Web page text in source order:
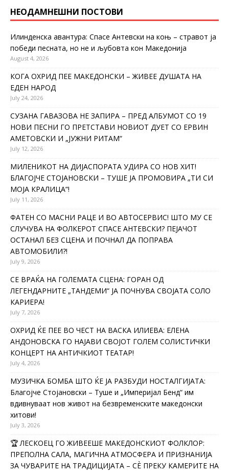
НЕОДАМНЕШНИ ПОСТОВИ
Илинденска авантура: Спасе Антевски на коњ – стравот ја
победи песната, но не и љубовта кон Македонија
August 4, 2026
КОГА ОХРИД ПЕЕ МАКЕДОНСКИ – ЖИВЕЕ ДУШАТА НА
ЕДЕН НАРОД
July 24, 2026
СУЗАНА ГАВАЗОВА НЕ ЗАПИРА – ПРЕД АЛБУМОТ СО 19
НОВИ ПЕСНИ ГО ПРЕТСТАВИ НОВИОТ ДУЕТ СО ЕРВИН
АМЕТОВСКИ И „ЈУЖНИ РИТАМ“
July 12, 2026
МИЛЕНИКОТ НА ДИЈАСПОРАТА УДИРА СО НОВ ХИТ!
БЛАГОЈЧЕ СТОЈАНОВСКИ – ТУШЕ ЈА ПРОМОВИРА „ТИ СИ
МОЈА КРАЛИЦА“!
July 11, 2026
ФАТЕН СО МАСНИ РАЦЕ И ВО АВТОСЕРВИС! ШТО МУ СЕ
СЛУЧУВА НА ФОЛКЕРОТ СПАСЕ АНТЕВСКИ? ПЕЈАЧОТ
ОСТАНАЛ БЕЗ СЦЕНА И ПОЧНАЛ ДА ПОПРАВА
АВТОМОБИЛИ?!
July 9, 2026
СЕ ВРАЌА НА ГОЛЕМАТА СЦЕНА: ГОРАН ОД
ЛЕГЕНДАРНИТЕ „ТАНДЕМИ“ ЈА ПОЧНУВА СВОЈАТА СОЛО
КАРИЕРА!
July 7, 2026
ОХРИД ЌЕ ПЕЕ ВО ЧЕСТ НА ВАСКА ИЛИЕВА: ЕЛЕНА
АНДОНОВСКА ГО НАЈАВИ СВОЈОТ ГОЛЕМ СОЛИСТИЧКИ
КОНЦЕРТ НА АНТИЧКИОТ ТЕАТАР!
July 4, 2026
МУЗИЧКА БОМБА ШТО ЌЕ ЈА РАЗБУДИ НОСТАЛГИЈАТА:
Благојче Стојановски – Туше и „Империјал Бенд“ им
вдивнуваат нов живот на безвременските македонски
хитови!
July 3, 2026
🏆 ЛЕСКОЕЦ ГО ЖИВЕЕШЕ МАКЕДОНСКИОТ ФОЛКЛОР:
ПРЕПОЛНА САЛА, МАГИЧНА АТМОСФЕРА И ПРИЗНАНИЈА
ЗА ЧУВАРИТЕ НА ТРАДИЦИЈАТА – СÈ ПРЕКУ КАМЕРИТЕ НА